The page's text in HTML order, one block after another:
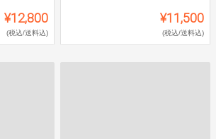
¥12,800
(税込/送料込)
¥11,500
(税込/送料込)